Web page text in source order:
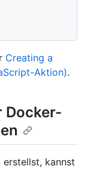
Creating a
Aktion).
Docker-
kannst